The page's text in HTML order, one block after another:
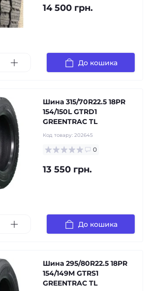
14 500 грн.
До кошика
Шина 315/70R22.5 18PR
154/150L GTRD1
GREENTRAC TL
Код товару: 202645
0
13 550 грн.
До кошика
Шина 295/80R22.5 18PR
154/149M GTRS1
GREENTRAC TL